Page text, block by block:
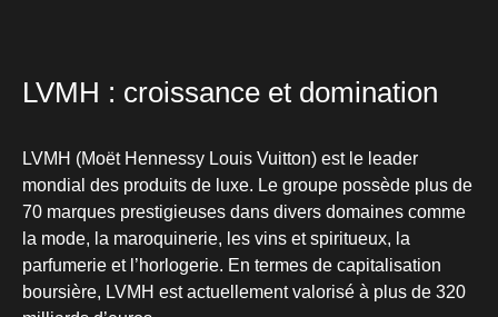
LVMH : croissance et domination
LVMH (Moët Hennessy Louis Vuitton) est le leader
mondial des produits de luxe. Le groupe possède plus de
70 marques prestigieuses dans divers domaines comme
la mode, la maroquinerie, les vins et spiritueux, la
parfumerie et l’horlogerie. En termes de capitalisation
boursière, LVMH est actuellement valorisé à plus de 320